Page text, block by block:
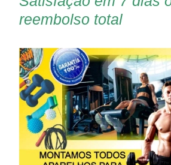
reembolso total